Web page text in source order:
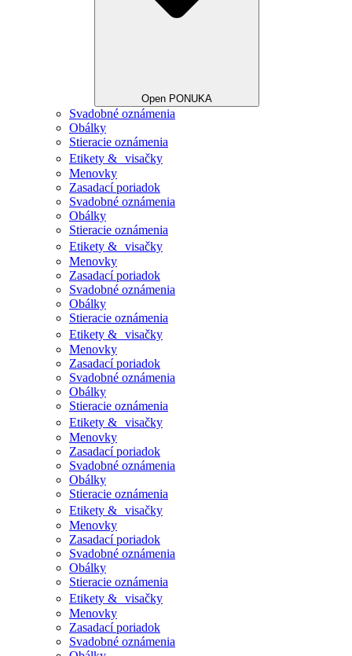
Open PONUKA
Svadobné oznámenia
Obálky
Stieracie oznámenia
Etikety & visačky
Menovky
Zasadací poriadok
Svadobné oznámenia
Obálky
Stieracie oznámenia
Etikety & visačky
Menovky
Zasadací poriadok
Svadobné oznámenia
Obálky
Stieracie oznámenia
Etikety & visačky
Menovky
Zasadací poriadok
Svadobné oznámenia
Obálky
Stieracie oznámenia
Etikety & visačky
Menovky
Zasadací poriadok
Svadobné oznámenia
Obálky
Stieracie oznámenia
Etikety & visačky
Menovky
Zasadací poriadok
Svadobné oznámenia
Obálky
Stieracie oznámenia
Etikety & visačky
Menovky
Zasadací poriadok
Svadobné oznámenia